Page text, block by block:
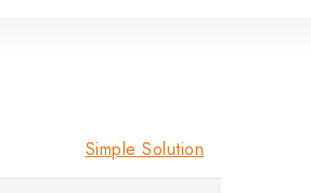
Simple Solution